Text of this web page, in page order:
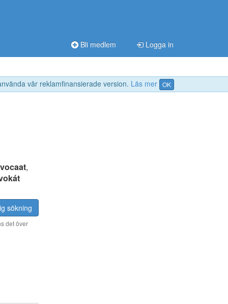
vår reklamfinansierade version. Läs mer OK
Bli medlem Logga in
,
sökning
det över